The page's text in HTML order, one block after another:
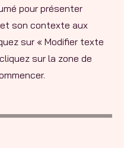
pour présenter
son contexte aux
sur « Modifier texte
sur la zone de